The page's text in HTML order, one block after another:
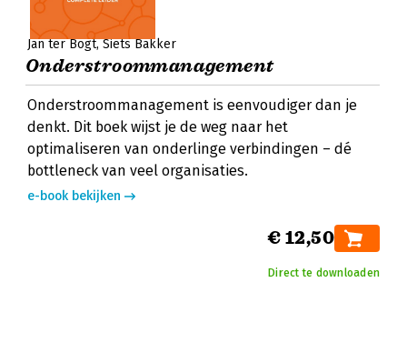
Jan ter Bogt Siets Bakker
Onderstroommanagement
Onderstroommanagement is eenvoudiger dan je
denkt. Dit boek wijst je de weg naar het
optimaliseren van onderlinge verbindingen – dé
bottleneck van veel organisaties.
e-book bekijken
€ 12,50
Direct te downloaden